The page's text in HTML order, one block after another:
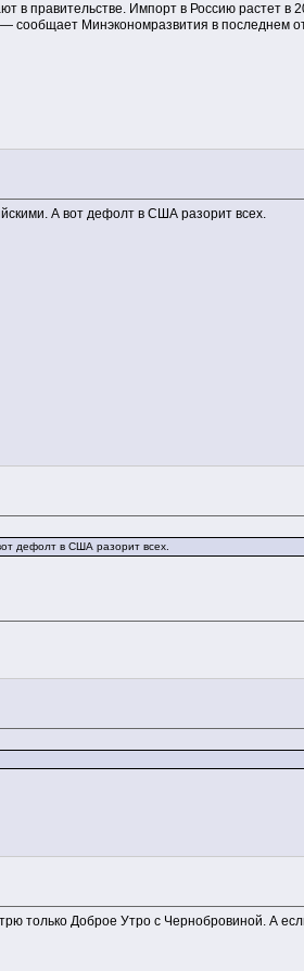
в правительстве. Импорт в Россию
Минэкономразвития в последнем
А вот дефолт в США разорит всех.
дефолт в США разорит всех.
только Доброе Утро с Чернобровиной. А